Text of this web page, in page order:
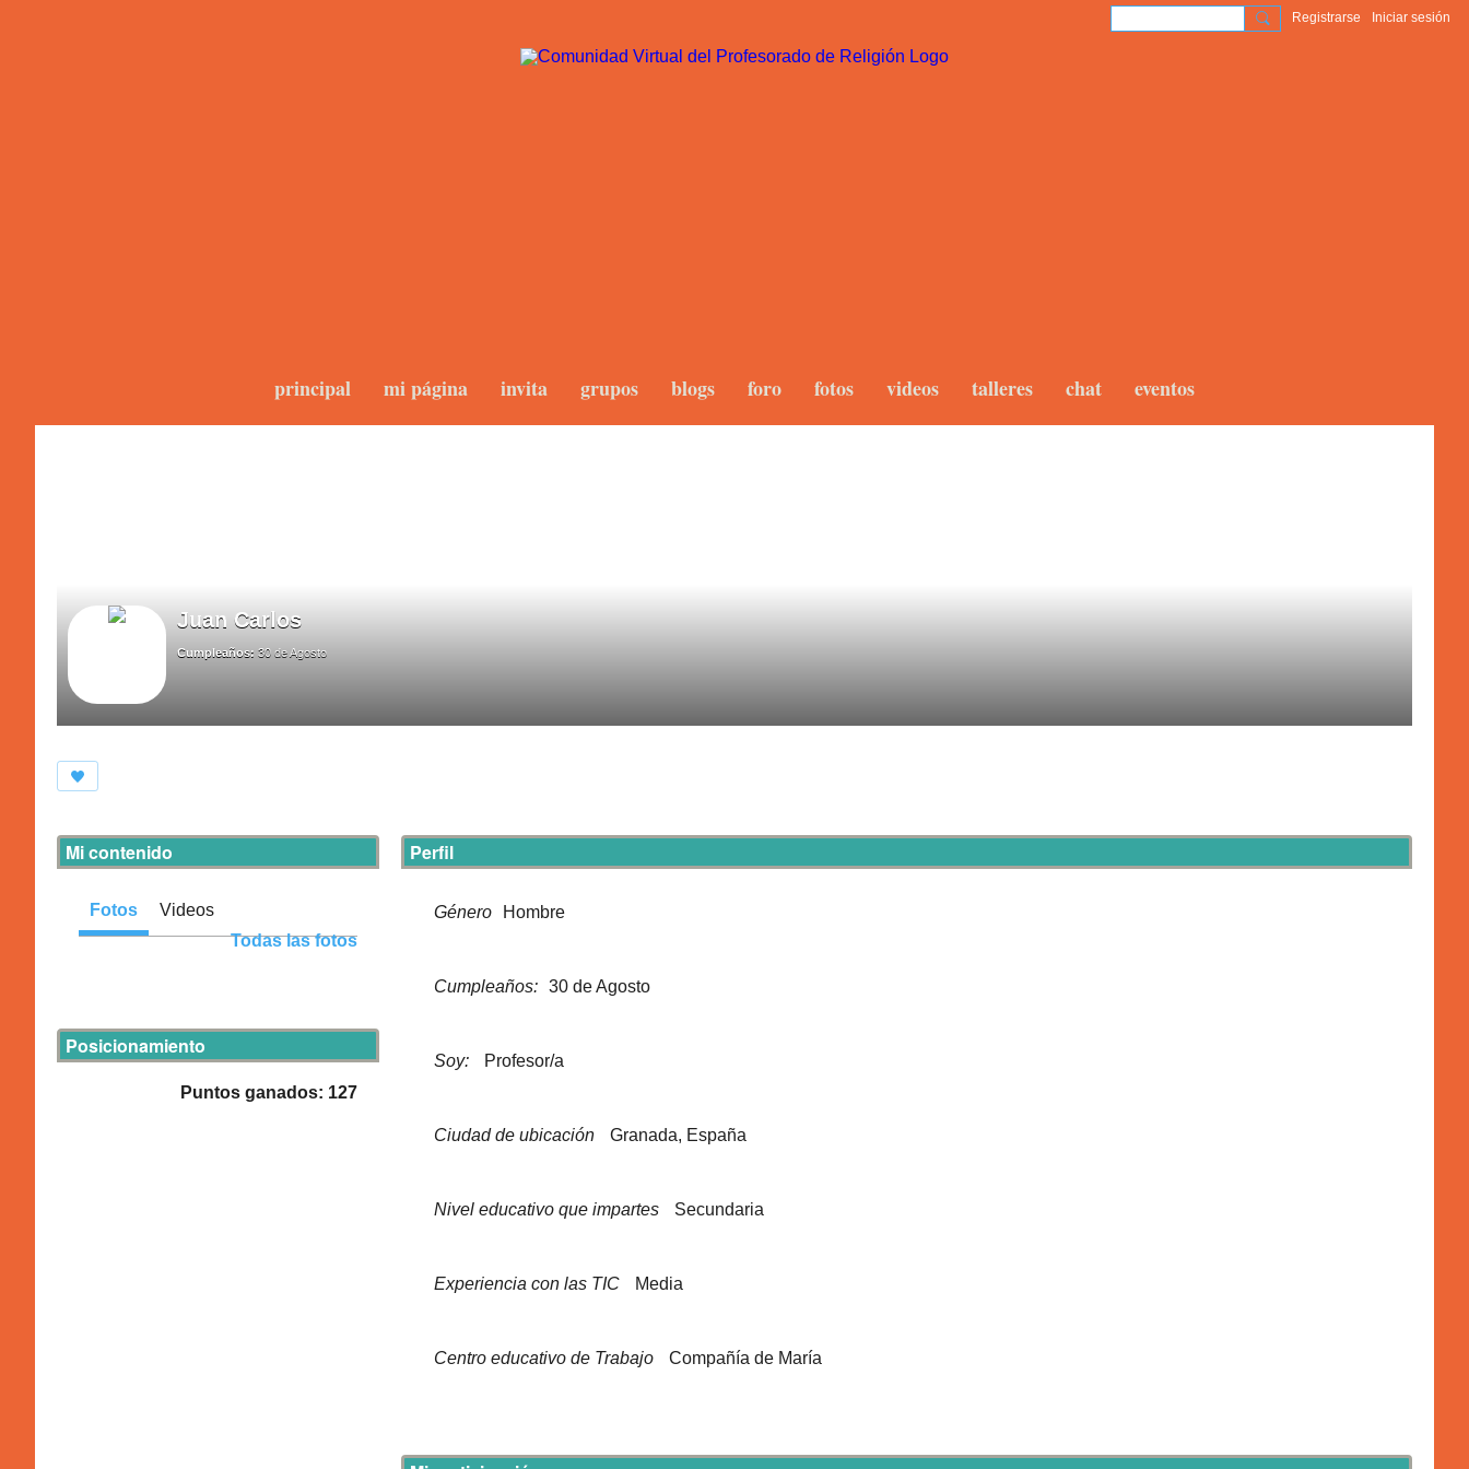
Registrarse Iniciar sesión
principal mi página invita grupos blogs foro fotos videos talleres chat eventos
Juan Carlos
Cumpleaños: 30 de Agosto
Perfil
Género Hombre
Cumpleaños: 30 de Agosto
Soy: Profesor/a
Ciudad de ubicación Granada, España
Nivel educativo que impartes Secundaria
Experiencia con las TIC Media
Centro educativo de Trabajo Compañía de María
Mi contenido
Fotos
Videos
Todas las fotos
Posicionamiento
Puntos ganados: 127